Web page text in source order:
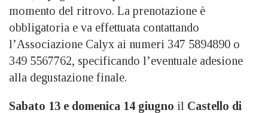
momento del ritrovo. La prenotazione è
obbligatoria e va effettuata contattando
l’Associazione Calyx ai numeri 347 5894890 o
349 5567762, specificando l’eventuale adesione
alla degustazione finale.
Sabato 13 e domenica 14 giugno il Castello di